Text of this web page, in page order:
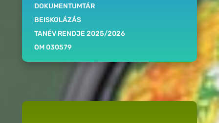
DOKUMENTUMTÁR
BEISKOLÁZÁS
TANÉV RENDJE 2025/2026
OM 030579